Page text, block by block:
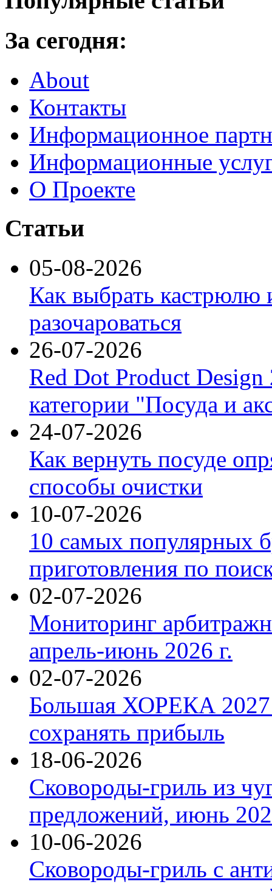
За сегодня:
About
Контакты
Информационное
Информационные
О Проекте
Статьи
05-08-2026
Как выбрать кастрюлю
разочароваться
26-07-2026
Red Dot Product Design
категории "Посуда и
24-07-2026
Как вернуть посуде
способы очистки
10-07-2026
10 самых популярных
приготовления по
02-07-2026
Мониторинг
апрель-июнь 2026 г.
02-07-2026
Большая ХОРЕКА 2027:
сохранять прибыль
18-06-2026
Сковороды-гриль из
предложений, июнь
10-06-2026
Сковороды-гриль с